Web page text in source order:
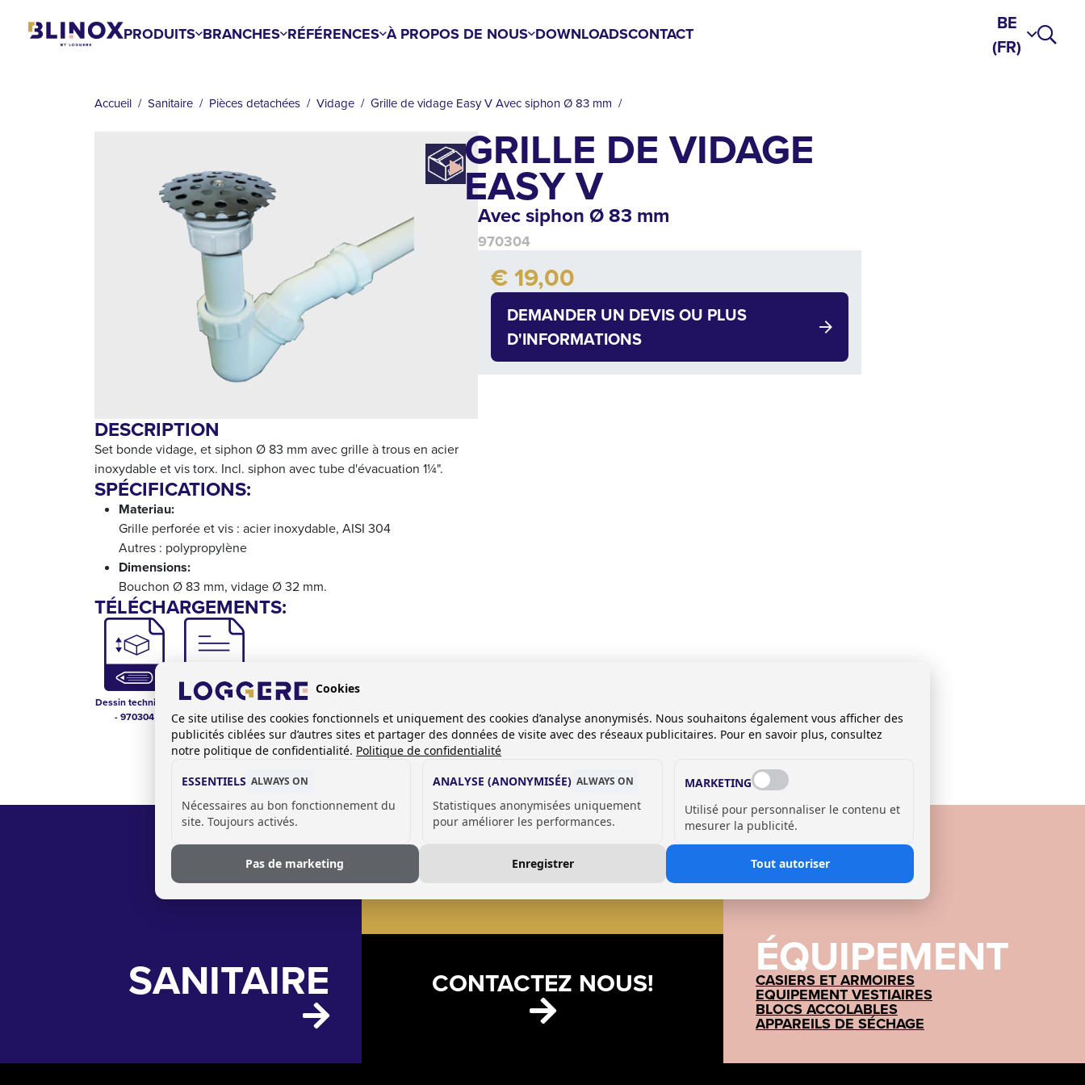
PRODUITS BRANCHES RÉFÉRENCES À PROPOS DE NOUS DOWNLOADSCONTACT
BE
(FR)
D'ARIANE
Accueil Sanitaire Pièces detachées Vidage Grille de vidage Easy V Avec siphon Ø 83 mm
DESCRIPTION
Set bonde vidage, et siphon Ø 83 mm avec grille à trous en acier
inoxydable et vis torx. Incl. siphon avec tube d'évacuation 1¼".
SPÉCIFICATIONS:
Materiau:
Grille perforée et vis : acier inoxydable, AISI 304
Autres : polypropylène
Dimensions:
Bouchon Ø 83 mm, vidage Ø 32 mm.
TÉLÉCHARGEMENTS:
Dessin technique
- 970304
Liste de prix
sanitaire FR-BE
GRILLE DE VIDAGE
EASY V
Avec siphon Ø 83 mm
970304
Quantity
€ 19,00
DEMANDER UN DEVIS OU PLUS
D'INFORMATIONS
SANITAIRE
CABINES SANITAIRE
CONTACTEZ NOUS! ÉQUIPEMENT
CASIERS ET ARMOIRES
EQUIPEMENT VESTIAIRES
BLOCS ACCOLABLES
APPAREILS DE SÉCHAGE
Cookies
Ce site utilise des cookies fonctionnels et uniquement des cookies d’analyse anonymisés. Nous souhaitons également vous afficher des
publicités ciblées sur d’autres sites et partager des données de visite avec des réseaux publicitaires. Pour en savoir plus, consultez
notre politique de confidentialité. Politique de confidentialité
ESSENTIELS ALWAYS ON
Nécessaires au bon fonctionnement du
site. Toujours activés.
ANALYSE (ANONYMISÉE) ALWAYS ON
Statistiques anonymisées uniquement
pour améliorer les performances.
MARKETING
Utilisé pour personnaliser le contenu et
mesurer la publicité.
Pas de marketing Enregistrer Tout autoriser